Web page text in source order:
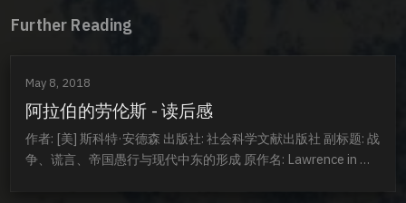
Further Reading
May 8, 2018
阿拉伯的劳伦斯 - 读后感
作者: [美] 斯科特·安德森 出版社: 社会科学文献出版社 副标题: 战
争、谎言、帝国愚行与现代中东的形成 原作名: Lawrence in